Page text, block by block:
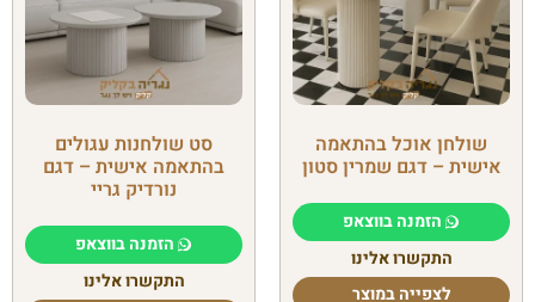
שולחן אוכל בהתאמה
אישית – דגם שמרין סטון
הזמנה בווצאפ
התקשרו אלינו
לצפייה במוצר
סט שולחנות עגולים
בהתאמה אישית – דגם
נורדיק גריי
הזמנה בווצאפ
התקשרו אלינו